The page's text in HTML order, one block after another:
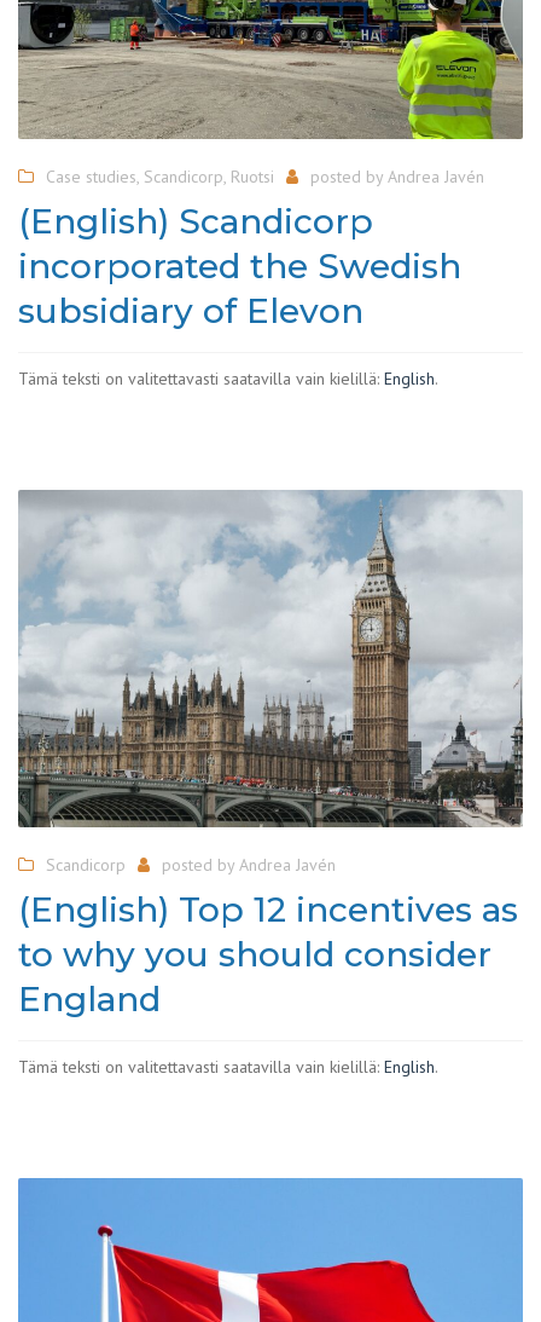
Case studies Scandicorp Ruotsi posted by Andrea Javén
(English) Scandicorp
incorporated the Swedish
subsidiary of Elevon
Tämä teksti on valitettavasti saatavilla vain kielillä: English.
Scandicorp posted by Andrea Javén
(English) Top 12 incentives as
to why you should consider
England
Tämä teksti on valitettavasti saatavilla vain kielillä: English.